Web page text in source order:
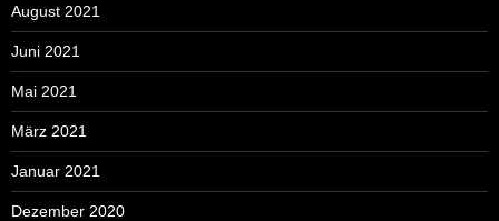
August 2021
Juni 2021
Mai 2021
März 2021
Januar 2021
Dezember 2020